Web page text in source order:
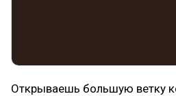
Открываешь большую ветку